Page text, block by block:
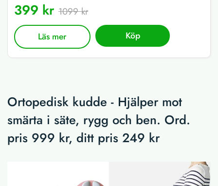
399 kr 1099 kr
Läs mer Köp
Ortopedisk kudde - Hjälper mot
smärta i säte, rygg och ben. Ord.
pris 999 kr, ditt pris 249 kr